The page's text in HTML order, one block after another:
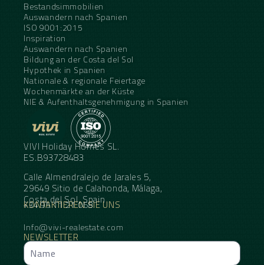
Bestandsimmobilien
Auswandern nach Spanien
ISO 9001:2015
Inspiration
Auswandern nach Spanien
Bildung an der Costa del Sol
Hypothek in Spanien
Nationale & regionale Feiertage
Wochenmärkte an der Küste
NIE & Aufenthaltsgenehmigung in Spanien
VIVI Holiday Homes SL.
ES.B93728483
Calle Almendralejo de Jarales 5,
29649 Sitio de Calahonda, Málaga,
Costa del Sol, Spain
KONTAKTIEREN SIE UNS
+34 95 11 21 068
Info@vivi-realestate.com
NEWSLETTER